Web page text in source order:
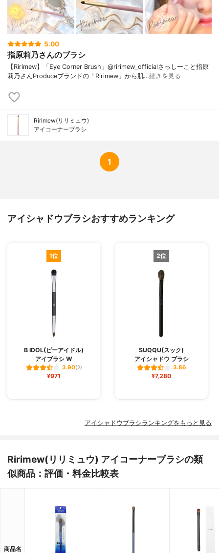
5.00
指原莉乃さんのブラシ
【Ririmew】「Eye Corner Brush」@ririmew_officialさっしーこと指原
莉乃さんProduceブランドの「Ririmew」から肌…続きを見る
Ririmew(リリミュウ)
アイコーナーブラシ
1
アイシャドウブラシおすすめランキング
1位
B IDOL(ビーアイドル)
アイブラシ W
3.90(2)
¥971
2位
SUQQU(スック)
アイシャドウ ブラシ
3.86
¥7,280
アイシャドウブラシランキングをもっと見る
Ririmew(リリミュウ) アイコーナーブラシの類
似商品：評価・料金比較表
商品名